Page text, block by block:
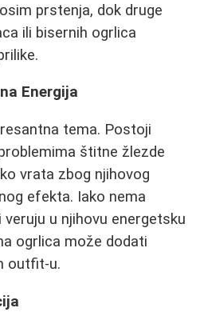
prstenja, dok druge
ili bisernih ogrlica
Energija
tema. Postoji
štitne žlezde
vrata zbog njihovog
efekta. Iako nema
u njihovu energetsku
ogrlica može dodati
outfit-u.